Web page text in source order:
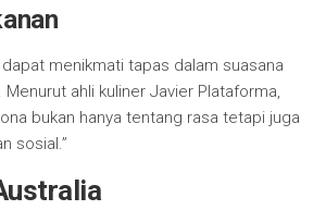
menikmati tapas dalam suasana
ahli kuliner Javier Plataforma,
bukan hanya tentang rasa tetapi juga
sosial.”